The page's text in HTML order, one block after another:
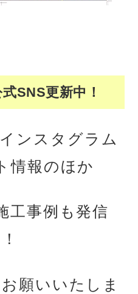
SNS更新中！
ンスタグラム
情報のほか
工事例も発信
願いいたしま